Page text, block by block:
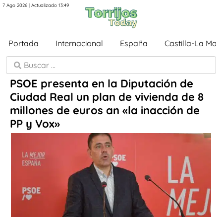
7 Ago 2026 | Actualizado 13:49
Portada Internacional España Castilla-La
PSOE presenta en la Diputación de
Ciudad Real un plan de vivienda de 8
millones de euros an «la inacción de
PP y Vox»